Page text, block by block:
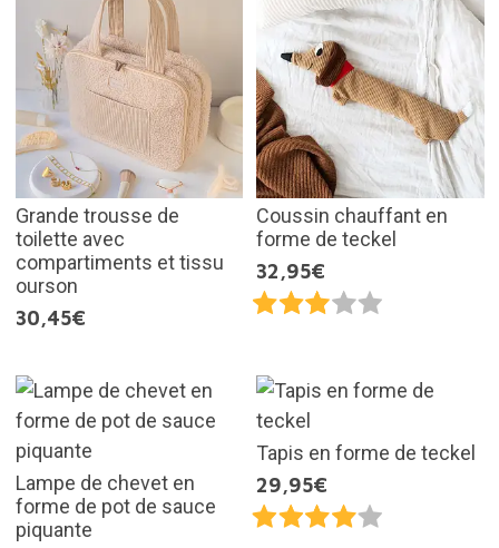
Grande trousse de
toilette avec
compartiments et tissu
ourson
30,45€
Coussin chauffant en
forme de teckel
32,95€
Lampe de chevet en
forme de pot de sauce
piquante
Tapis en forme de teckel
29,95€